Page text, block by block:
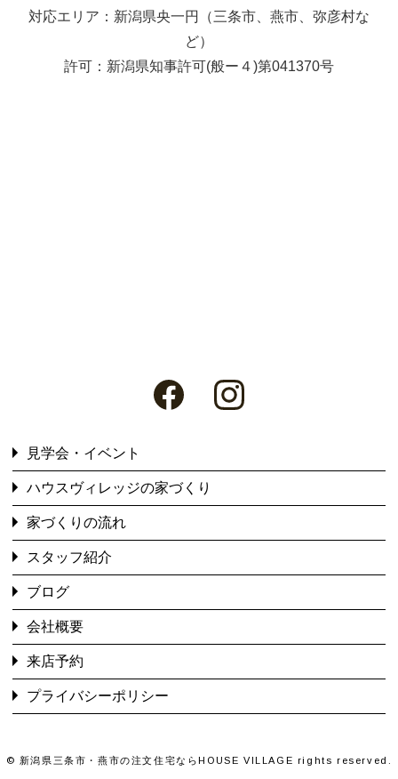
対応エリア：新潟県央一円（三条市、燕市、弥彦村な
ど）
許可：新潟県知事許可(般ー４)第041370号
見学会・イベント
ハウスヴィレッジの家づくり
家づくりの流れ
スタッフ紹介
ブログ
会社概要
来店予約
プライバシーポリシー
© 新潟県三条市・燕市の注文住宅ならHOUSE VILLAGE rights reserved.